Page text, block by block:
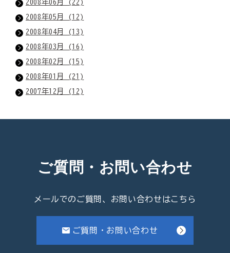
2008年06月 (22)
2008年05月 (12)
2008年04月 (13)
2008年03月 (16)
2008年02月 (15)
2008年01月 (21)
2007年12月 (12)
ご質問・お問い合わせ
メールでのご質問、お問い合わせはこちら
ご質問・お問い合わせ